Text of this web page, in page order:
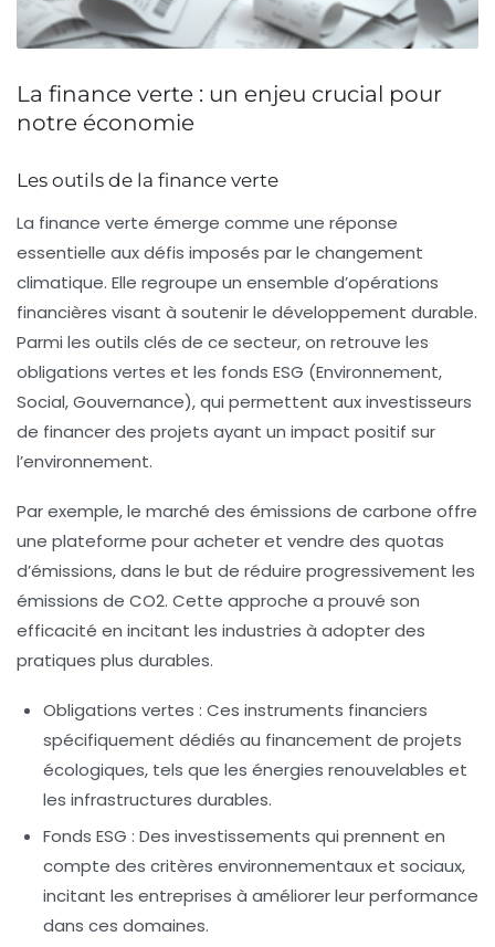
La finance verte : un enjeu crucial pour
notre économie
Les outils de la finance verte
La finance verte émerge comme une réponse
essentielle aux défis imposés par le changement
climatique. Elle regroupe un ensemble d’opérations
financières visant à soutenir le développement durable.
Parmi les outils clés de ce secteur, on retrouve les
obligations vertes et les fonds ESG (Environnement,
Social, Gouvernance), qui permettent aux investisseurs
de financer des projets ayant un impact positif sur
l’environnement.
Par exemple, le marché des émissions de carbone offre
une plateforme pour acheter et vendre des quotas
d’émissions, dans le but de réduire progressivement les
émissions de CO2. Cette approche a prouvé son
efficacité en incitant les industries à adopter des
pratiques plus durables.
Obligations vertes : Ces instruments financiers
spécifiquement dédiés au financement de projets
écologiques, tels que les énergies renouvelables et
les infrastructures durables.
Fonds ESG : Des investissements qui prennent en
compte des critères environnementaux et sociaux,
incitant les entreprises à améliorer leur performance
dans ces domaines.